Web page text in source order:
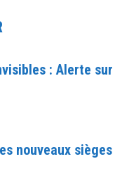
: Alerte sur
nouveaux sièges